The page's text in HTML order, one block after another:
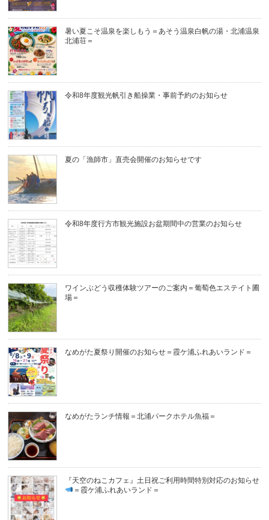
暑い夏こそ温泉を楽しもう＝あそう温泉白帆の湯・北浦温泉
北浦荘＝
令和8年度観光帆引き船操業・事前予約のお知らせ
夏の「漁師市」直売会開催のお知らせです
令和8年度行方市観光施設お盆期間中の営業のお知らせ
ワインぶどう収穫体験ツアーのご案内＝葡萄色エステイト圃
場＝
なめがた夏祭り開催のお知らせ＝霞ケ浦ふれあいランド＝
なめがたランチ情報＝北浦パークホテル魚福＝
『天空のねこカフェ』土日祝ご利用時間特別対応のお知らせ
＝霞ケ浦ふれあいランド＝